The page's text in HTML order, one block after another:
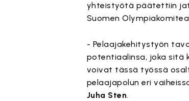
yhteistyötä päätettiin
Suomen
- Pelaajakehitystyön
potentiaalinsa, joka sitä
voivat tässä työssä
pelaajapolun eri
Juha Sten.